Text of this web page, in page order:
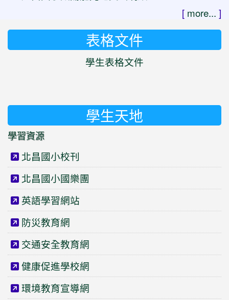
[ more... ]
表格文件
學生表格文件
學生天地
學習資源
北昌國小校刊
北昌國小國樂團
英語學習網站
防災教育網
交通安全教育網
健康促進學校網
環境教育宣導網